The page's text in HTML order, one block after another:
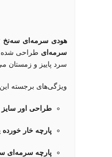
هودی سرمه‌ای سه‌نخ
سرمه‌ای طراحی شده
سرد پاییز و زمستان
ویژگی‌های برجسته
طراحی اور
پارچه خار
پارچه سرمه‌ای